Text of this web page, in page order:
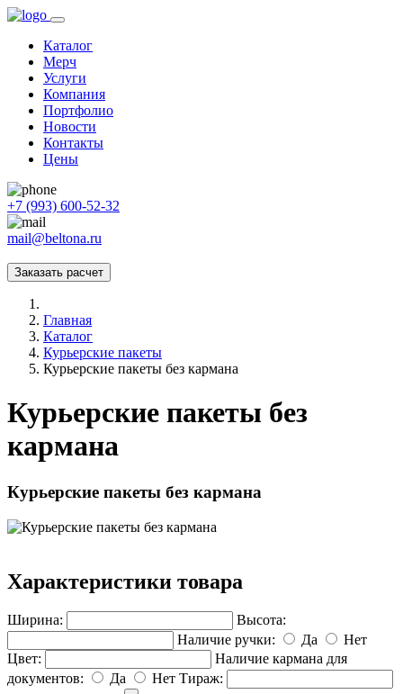
Каталог
Мерч
Услуги
Компания
Портфолио
Новости
Контакты
Цены
+7 (993) 600-52-32
mail@beltona.ru
Заказать расчет
Главная
Каталог
Курьерские пакеты
Курьерские пакеты без кармана
Курьерские пакеты без
кармана
Курьерские пакеты без кармана
Характеристики товара
Ширина:
Высота:
Наличие ручки:
Да
Нет
Цвет:
Наличие кармана для
документов:
Да Нет Тираж: